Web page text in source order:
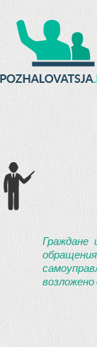
Граждане